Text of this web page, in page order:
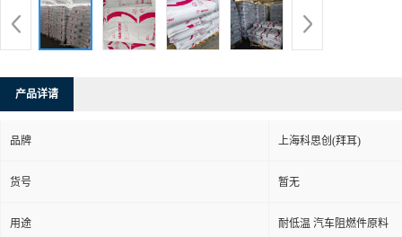
产品详请
品牌 上海科思创(拜耳)
货号 暂无
用途 耐低温 汽车阻燃件原料